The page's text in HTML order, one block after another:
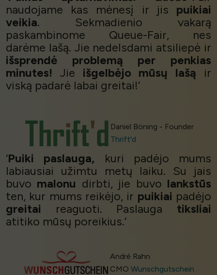
naudojame kas mėnesį ir jis puikiai
veikia. Sekmadienio vakarą
paskambinome Queue-Fair, nes
darėme lašą. Jie nedelsdami atsiliepė ir
išsprendė problemą per penkias
minutes! Jie išgelbėjo mūsų lašą ir
viską padarė labai greitai!’
Daniel Böning - Founder
Thrift'd
‘Puiki paslauga, kuri padėjo mums
labiausiai užimtu metų laiku. Su jais
buvo malonu dirbti, jie buvo lankstūs
ten, kur mums reikėjo, ir puikiai padėjo
greitai reaguoti. Paslauga tiksliai
atitiko mūsų poreikius.’
André Rahn
CMO Wunschgutschein